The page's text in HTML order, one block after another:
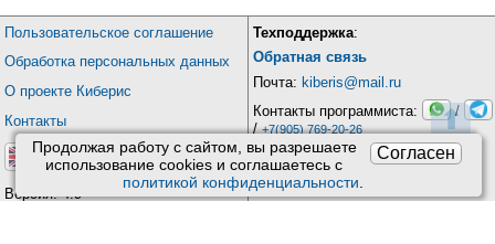
⬆
Согласен
Продолжая работу с сайтом, вы разрешаете
использование сookies и соглашаетесь с
политикой конфиденциальности.
Пользовательское соглашение
Обработка персональных данных
О проекте Киберис
Контакты
Версия: 4.9
Техподдержка:
Обратная связь
Почта: kiberis@mail.ru
Контакты программиста:
/
/+7(905) 769-20-26